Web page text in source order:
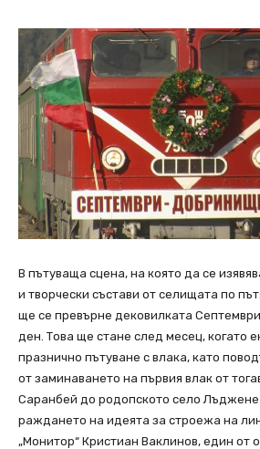
В пътуваща сцена, на която да се
и творчески състави от селищата по
ще се превърне дековилката
ден. Това ще стане след месец, когато
празнично пътуване с влака, като
от заминаването на първия влак от
Саранбей до родопското село Лъджене
раждането на идеята за строежа на
„Монитор“ Кристиан Ваклинов, един от